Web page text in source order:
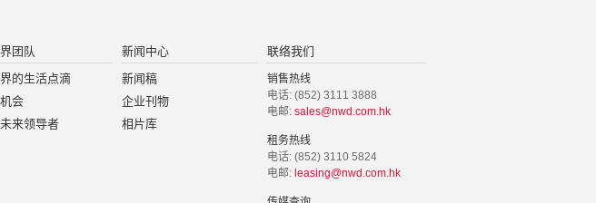
团队
的生活点滴
会
来领导者
新闻中心
新闻稿
企业刊物
相片库
联络我们
销售热线
电话: (852) 3111 3888
电邮: sales@nwd.com.hk
租务热线
电话: (852) 3110 5824
电邮: leasing@nwd.com.hk